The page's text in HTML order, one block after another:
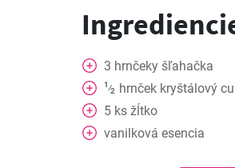
3 hrnčeky šľahačka
1⁄2 hrnček kryštálový
5 ks žĺtko
vanilková esencia